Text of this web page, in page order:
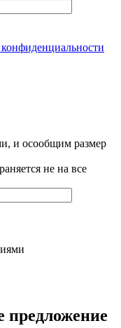
и осообщим размер
не на все
предложение